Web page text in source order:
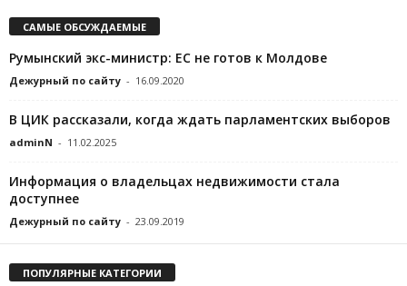
САМЫЕ ОБСУЖДАЕМЫЕ
Румынский экс-министр: ЕС не готов к Молдове
Дежурный по сайту - 16.09.2020
В ЦИК рассказали, когда ждать парламентских выборов
adminN - 11.02.2025
Информация о владельцах недвижимости стала
доступнее
Дежурный по сайту - 23.09.2019
ПОПУЛЯРНЫЕ КАТЕГОРИИ